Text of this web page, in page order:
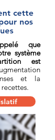
cette
nos
que
système
est
et la
recettes.